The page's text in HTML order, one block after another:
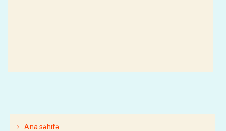
Ana səhifə